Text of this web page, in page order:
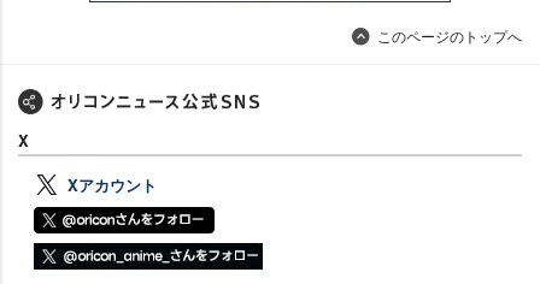
このページのトップへ
X
Xアカウント